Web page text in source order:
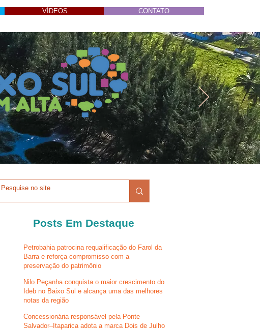
VÍDEOS CONTATO
Posts Em Destaque
Petrobahia patrocina requalificação do Farol da
Barra e reforça compromisso com a
preservação do patrimônio
Nilo Peçanha conquista o maior crescimento do
Ideb no Baixo Sul e alcança uma das melhores
notas da região
Concessionária responsável pela Ponte
Salvador–Itaparica adota a marca Dois de Julho